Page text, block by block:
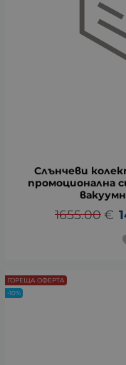
Слънчеви
промоционална
1655.00€
ГОРЕЩА ОФЕРТА
-10%